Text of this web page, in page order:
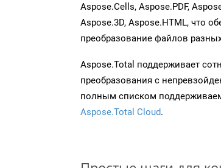
Aspose.Cells, Aspose.PDF,
Aspose.3D, Aspose.HTML, что
преобразование файлов
Aspose.Total поддерживает
преобразования с
полным списком
Aspose.Total Cloud.